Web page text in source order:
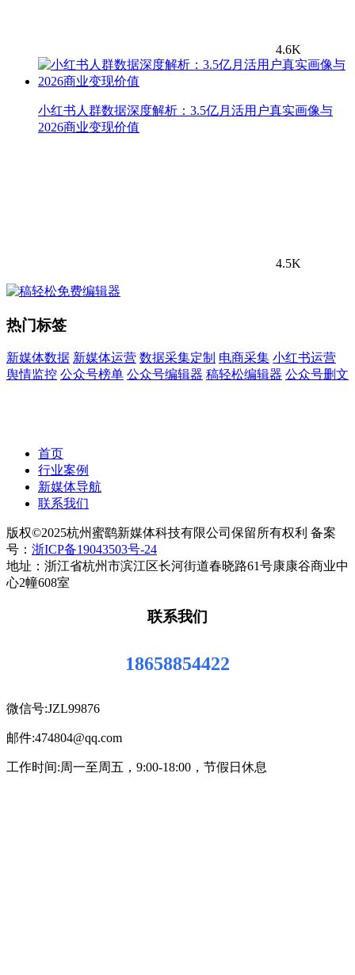
4.6K
小红书人群数据深度解析：3.5亿月活用户真实画像与
2026商业变现价值
4.5K
热门标签
新媒体数据 新媒体运营 数据采集定制 电商采集 小红书运营
舆情监控 公众号榜单 公众号编辑器 稿轻松编辑器 公众号删文
首页
行业案例
新媒体导航
联系我们
版权©2025杭州蜜鹞新媒体科技有限公司保留所有权利 备案
号： 浙ICP备19043503号-24
地址：浙江省杭州市滨江区长河街道春晓路61号康康谷商业中
心2幢608室
联系我们
18658854422
微信号:JZL99876
邮件:474804@qq.com
工作时间:周一至周五，9:00-18:00，节假日休息